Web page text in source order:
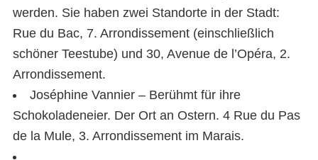
werden. Sie haben zwei Standorte in der Stadt:
Rue du Bac, 7. Arrondissement (einschließlich
schöner Teestube) und 30, Avenue de l’Opéra, 2.
Arrondissement.
Joséphine Vannier – Berühmt für ihre
Schokoladeneier. Der Ort an Ostern. 4 Rue du Pas
de la Mule, 3. Arrondissement im Marais.